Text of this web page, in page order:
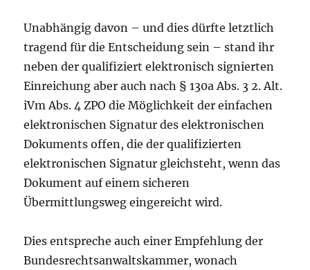
Unabhängig davon – und dies dürfte letztlich
tragend für die Entscheidung sein – stand ihr
neben der qualifiziert elektronisch signierten
Einreichung aber auch nach § 130a Abs. 3 2. Alt.
iVm Abs. 4 ZPO die Möglichkeit der einfachen
elektronischen Signatur des elektronischen
Dokuments offen, die der qualifizierten
elektronischen Signatur gleichsteht, wenn das
Dokument auf einem sicheren
Übermittlungsweg eingereicht wird.
Dies entspreche auch einer Empfehlung der
Bundesrechtsanwaltskammer, wonach